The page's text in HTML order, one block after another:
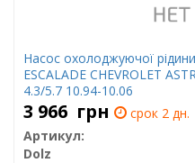
Насос охолоджуючої
ESCALADE CHEVROLET
4.3/5.7 10.94-10.06
3 966 грн
срок 2 дн.
Артикул:
Dolz